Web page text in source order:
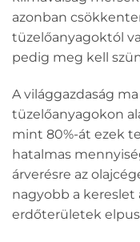
azonban
tüzelőanyagoktól
pedig meg kell
A világgazdaság
tüzelőanyagokon
mint 80%-át ezek
hatalmas
árverésre az
nagyobb a kereslet
erdőterületek